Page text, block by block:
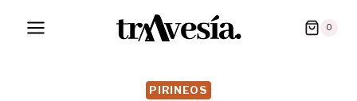
0
PIRINEOS